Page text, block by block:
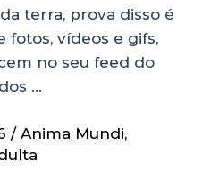
terra, prova disso é
fotos, vídeos e gifs,
no seu feed do
…
/ Anima Mundi,